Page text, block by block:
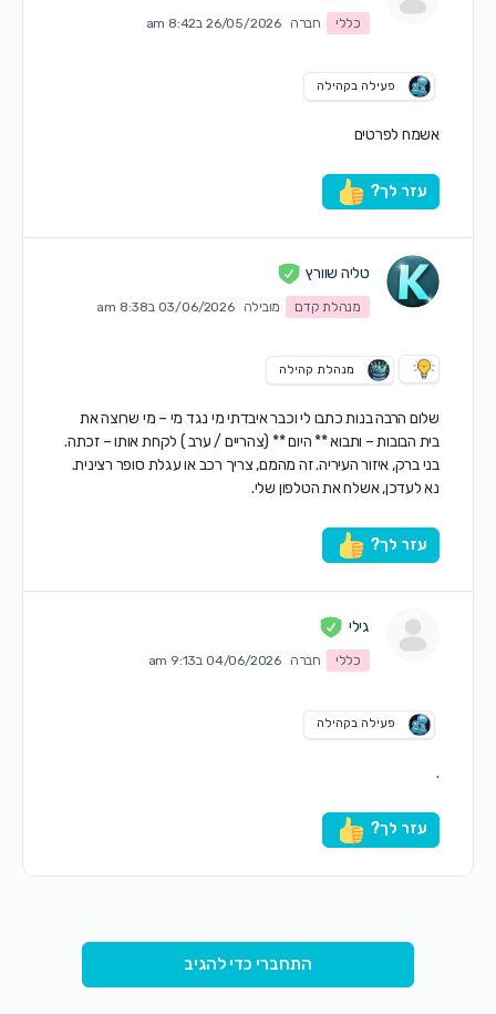
כללי חברה 26/05/2026 ב8:42 am
פעילה בקהילה
אשמח לפרטים
עזר לך?
טליה שוורץ
מנהלת קדם מובילה 03/06/2026 ב8:38 am
מנהלת קהילה
שלום הרבה בנות כתבו לי וכבר איבדתי מי נגד מי – מי שרוצה את
בית הבובות – ותבוא ** היום ** (צהריים / ערב ) לקחת אותו – זכתה.
בני ברק, איזור העיריה. זה מהמם, צריך רכב או עגלת סופר רצינית.
נא לעדכן, אשלח את הטלפון שלי.
עזר לך?
גילי
כללי חברה 04/06/2026 ב9:13 am
פעילה בקהילה
עזר לך?
התחברי כדי להגיב